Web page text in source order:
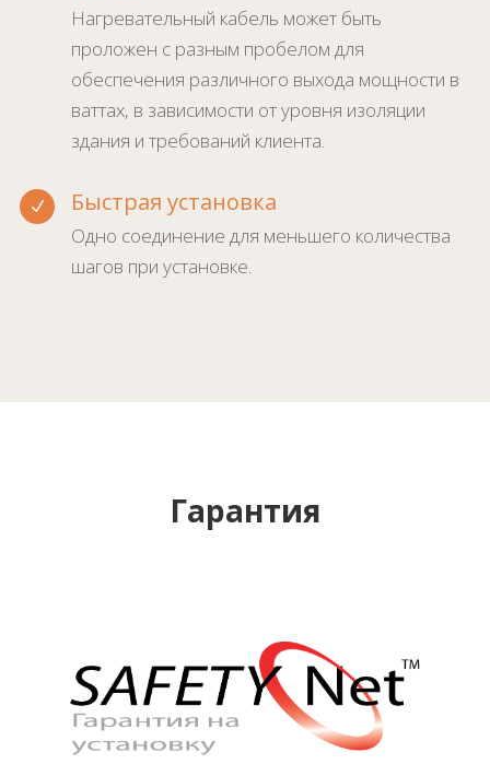
Нагревательный кабель может быть
проложен с разным пробелом для
обеспечения различного выхода мощности в
ваттах, в зависимости от уровня изоляции
здания и требований клиента.
N Быстрая установка
Одно соединение для меньшего количества
шагов при установке.
Гарантия